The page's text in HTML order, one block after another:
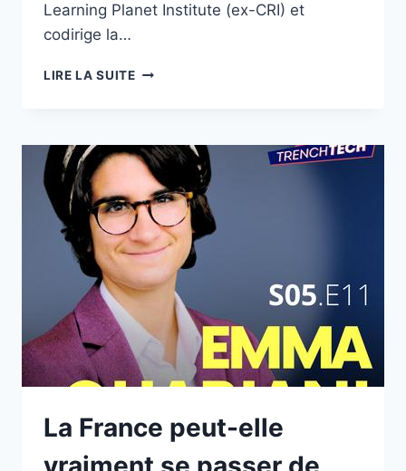
Learning Planet Institute (ex-CRI) et
codirige la…
LIRE LA SUITE IA
FAUT-
IL
ENCORE
APPRENDRE
QUAND
LES
MACHINES
SAVENT
TOUT
?
FRANÇOIS
TADDEI
La France peut-elle